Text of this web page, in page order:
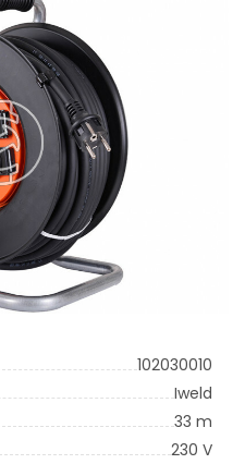
102030010
Iweld
33 m
230 V